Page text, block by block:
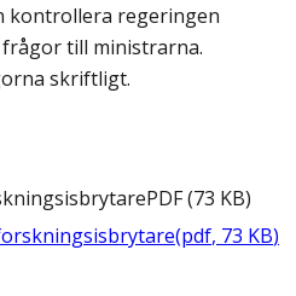
kontrollera regeringen
till ministrarna.
skriftligt.
PDF(73 KB)
(pdf, 73 KB)